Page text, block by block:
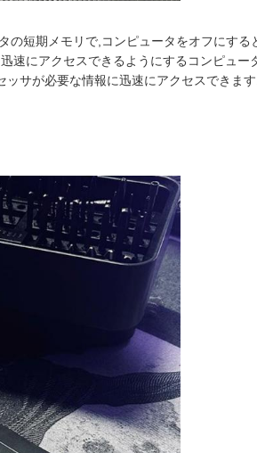
の短期メモリで,コンピュータをオフにする
速にアクセスできるようにするコンピュー
サが必要な情報に迅速にアクセスできます.